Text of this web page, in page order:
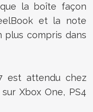
la boîte façon
et la note
plus compris dans
est attendu chez
Xbox One, PS4